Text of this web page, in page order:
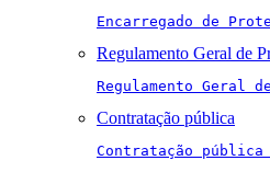
Encarregado de
Regulamento Geral de
Regulamento Geral
Contratação pública
Contratação